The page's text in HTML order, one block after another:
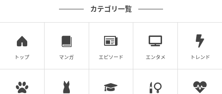
カテゴリ一覧
トップ マンガ エピソード エンタメ トレンド